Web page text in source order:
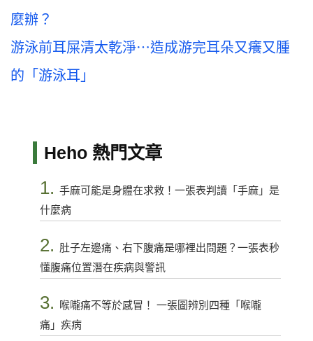
麼辦？
游泳前耳屎清太乾淨⋯造成游完耳朵又癢又腫
的「游泳耳」
Heho 熱門文章
1. 手麻可能是身體在求救！一張表判讀「手麻」是
什麼病
2. 肚子左邊痛、右下腹痛是哪裡出問題？一張表秒
懂腹痛位置潛在疾病與警訊
3.
喉嚨痛不等於感冒！ 一張圖辨別四種「喉嚨
痛」疾病